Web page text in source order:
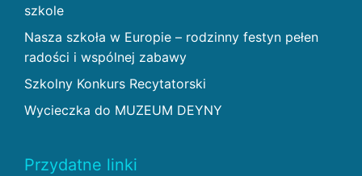
szkole
Nasza szkoła w Europie – rodzinny festyn pełen
radości i wspólnej zabawy
Szkolny Konkurs Recytatorski
Wycieczka do MUZEUM DEYNY
Przydatne linki